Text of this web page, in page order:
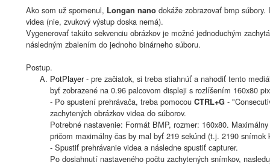
Ako som už spomenul, Longan nano dokáže zobrazovať bmp
videa (nie, zvukový výstup doska nemá).
Vygenerovať takúto sekvenciu obrázkov je možné jednoduchým
následným zbalením do jednoho binárneho súboru.
Postup.
PotPlayer- pre začiatok, si treba stiahnúť a nahodiť tento
byť zobrazené na 0.96 palcovom displeji s rozlíšením 160x80
- Po spustení prehrávača, treba pomocou CTRL+G -
zachytených obrázkov videa do súborov.
Potrebné nastavenie: Formát BMP, rozmer: 160x80.
pričom maximálny čas by mal byť 219 sekúnd (t.j. 2190 snímok
- Spustiť prehrávanie videa a následne spustiť capturer.
Po dosiahnutí nastaveného počtu zachytených snímkov,